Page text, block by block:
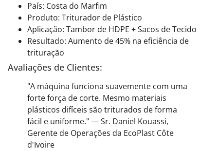
País: Costa do Marfim
Produto: Triturador de Plástico
Aplicação: Tambor de HDPE + Sacos de Tecido
Resultado: Aumento de 45% na eficiência de
trituração
Avaliações de Clientes:
"A máquina funciona suavemente com uma
forte força de corte. Mesmo materiais
plásticos difíceis são triturados de forma
fácil e uniforme." — Sr. Daniel Kouassi,
Gerente de Operações da EcoPlast Côte
d'Ivoire